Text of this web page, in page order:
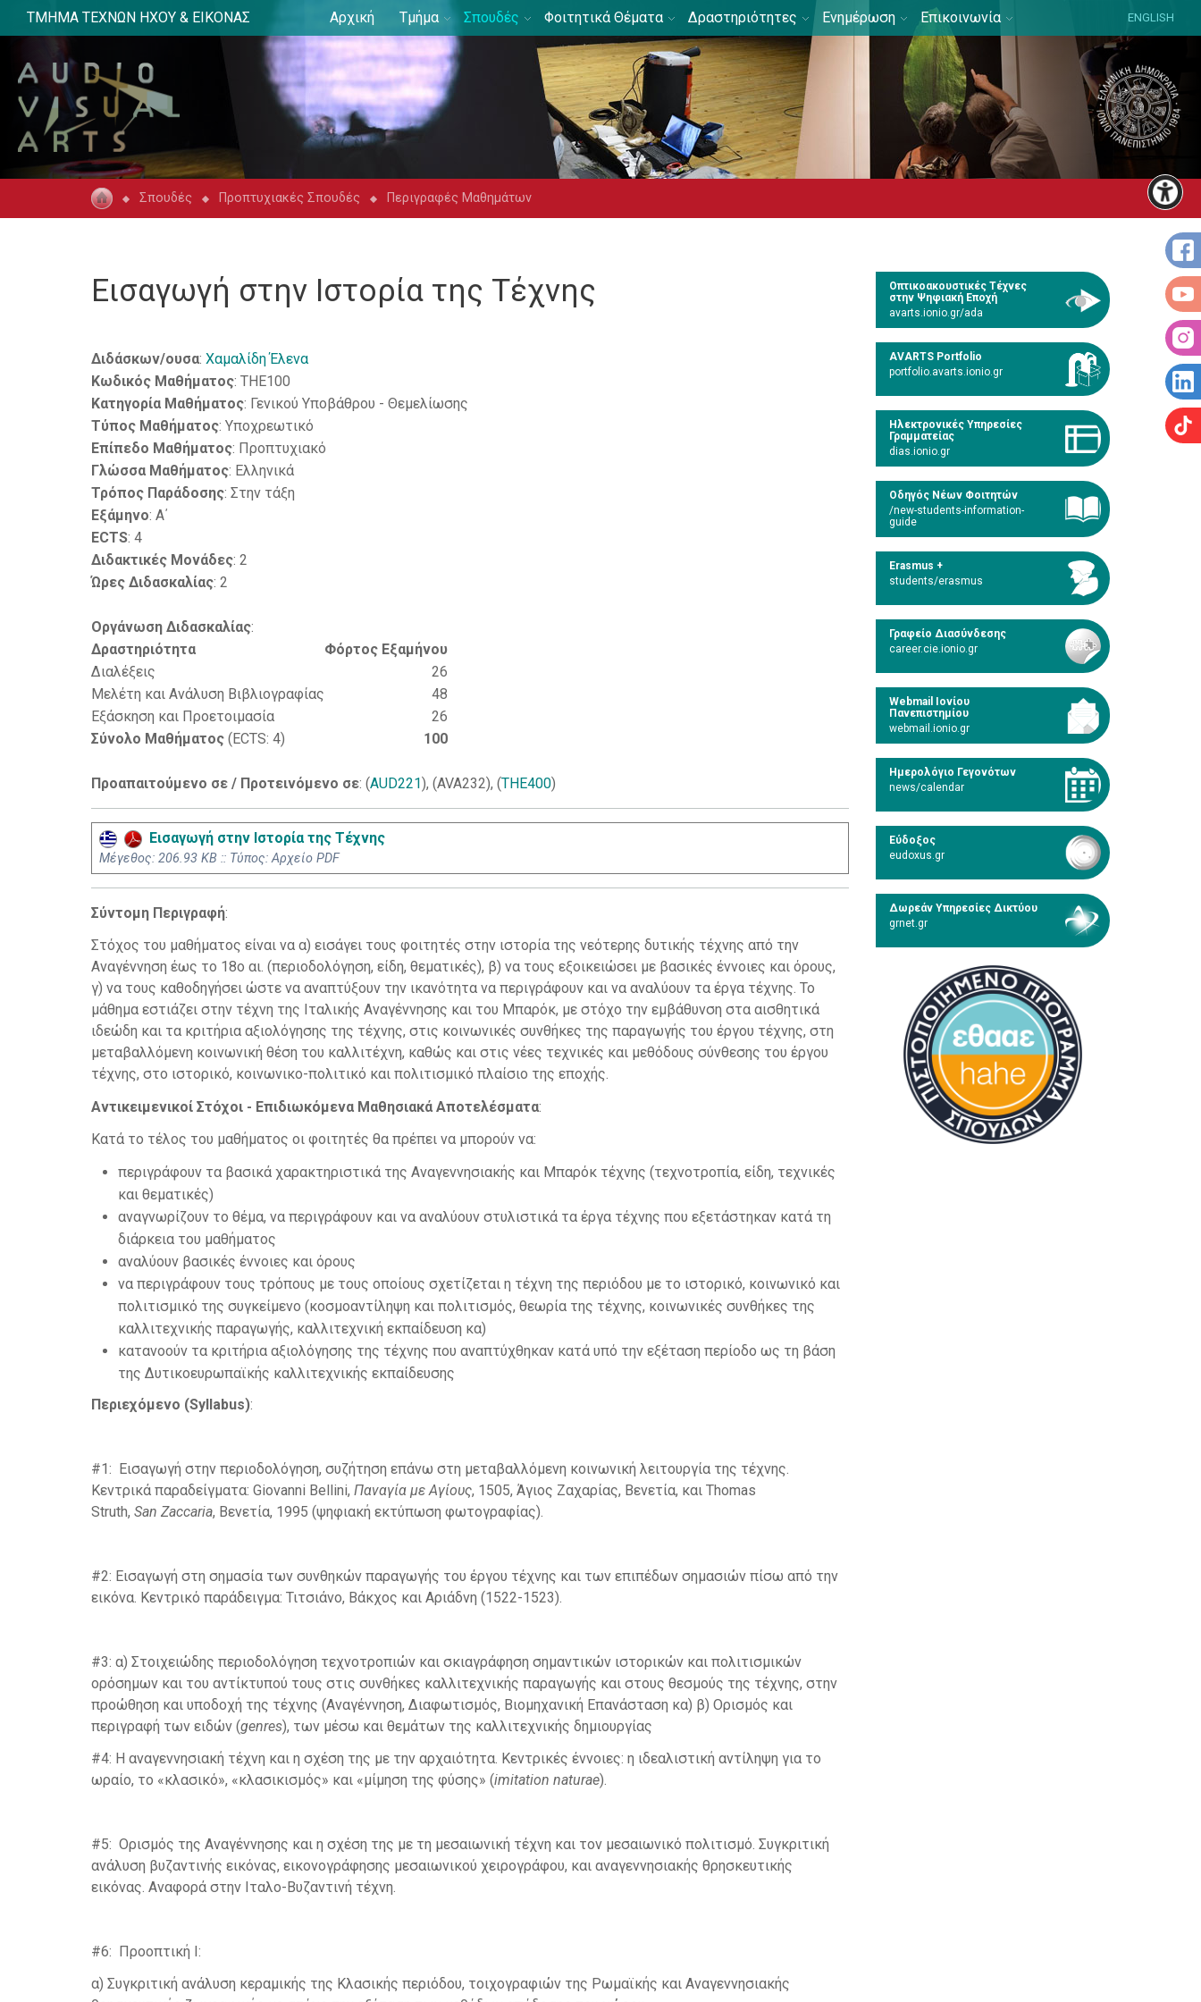
ΤΜΗΜΑ ΤΕΧΝΩΝ ΗΧΟΥ & ΕΙΚΟΝΑΣ Αρχική Τμήμα Σπουδές Φοιτητικά Θέματα Δραστηριότητες Ενημέρωση Επικοινωνία ENGLISH
Σπουδές Προπτυχιακές Σπουδές Περιγραφές Μαθημάτων
Εισαγωγή στην Ιστορία της Τέχνης
Διδάσκων/ουσα: Χαμαλίδη Έλενα
Κωδικός Μαθήματος: THE100
Κατηγορία Μαθήματος: Γενικού Υποβάθρου - Θεμελίωσης
Τύπος Μαθήματος: Υποχρεωτικό
Επίπεδο Μαθήματος: Προπτυχιακό
Γλώσσα Μαθήματος: Ελληνικά
Τρόπος Παράδοσης: Στην τάξη
Εξάμηνο: Α΄
ECTS: 4
Διδακτικές Μονάδες: 2
Ώρες Διδασκαλίας: 2
Οργάνωση Διδασκαλίας:
Δραστηριότητα
Φόρτος Εξαμήνου
Διαλέξεις
26
Μελέτη και Ανάλυση Βιβλιογραφίας
48
Εξάσκηση και Προετοιμασία
26
Σύνολο Μαθήματος (ECTS: 4) 100
Προαπαιτούμενο σε / Προτεινόμενο σε: (AUD221), (AVA232), (THE400)
Εισαγωγή στην Ιστορία της Τέχνης
Mέγεθος: 206.93 KB :: Τύπος: Αρχείο PDF
Σύντομη Περιγραφή:
Στόχος του μαθήματος είναι να α) εισάγει τους φοιτητές στην ιστορία της νεότερης δυτικής τέχνης από την
Αναγέννηση έως το 18ο αι. (περιοδολόγηση, είδη, θεματικές), β) να τους εξοικειώσει με βασικές έννοιες και όρους,
γ) να τους καθοδηγήσει ώστε να αναπτύξουν την ικανότητα να περιγράφουν και να αναλύουν τα έργα τέχνης. Το
μάθημα εστιάζει στην τέχνη της Ιταλικής Αναγέννησης και του Μπαρόκ, με στόχο την εμβάθυνση στα αισθητικά
ιδεώδη και τα κριτήρια αξιολόγησης της τέχνης, στις κοινωνικές συνθήκες της παραγωγής του έργου τέχνης, στη
μεταβαλλόμενη κοινωνική θέση του καλλιτέχνη, καθώς και στις νέες τεχνικές και μεθόδους σύνθεσης του έργου
τέχνης, στο ιστορικό, κοινωνικο-πολιτικό και πολιτισμικό πλαίσιο της εποχής.
Αντικειμενικοί Στόχοι - Επιδιωκόμενα Μαθησιακά Αποτελέσματα:
Κατά το τέλος του μαθήματος οι φοιτητές θα πρέπει να μπορούν να:
περιγράφουν τα βασικά χαρακτηριστικά της Αναγεννησιακής και Μπαρόκ τέχνης (τεχνοτροπία, είδη, τεχνικές
και θεματικές)
αναγνωρίζουν το θέμα, να περιγράφουν και να αναλύουν στυλιστικά τα έργα τέχνης που εξετάστηκαν κατά τη
διάρκεια του μαθήματος
αναλύουν βασικές έννοιες και όρους
να περιγράφουν τους τρόπους με τους οποίους σχετίζεται η τέχνη της περιόδου με το ιστορικό, κοινωνικό και
πολιτισμικό της συγκείμενο (κοσμοαντίληψη και πολιτισμός, θεωρία της τέχνης, κοινωνικές συνθήκες της
καλλιτεχνικής παραγωγής, καλλιτεχνική εκπαίδευση κα)
κατανοούν τα κριτήρια αξιολόγησης της τέχνης που αναπτύχθηκαν κατά υπό την εξέταση περίοδο ως τη βάση
της Δυτικοευρωπαϊκής καλλιτεχνικής εκπαίδευσης
Περιεχόμενο (Syllabus):
#1: Εισαγωγή στην περιοδολόγηση, συζήτηση επάνω στη μεταβαλλόμενη κοινωνική λειτουργία της τέχνης.
Κεντρικά παραδείγματα: Giovanni Bellini, Παναγία με Αγίους, 1505, Άγιος Ζαχαρίας, Βενετία, και Thomas
Struth, San Zaccaria, Βενετία, 1995 (ψηφιακή εκτύπωση φωτογραφίας).
#2: Εισαγωγή στη σημασία των συνθηκών παραγωγής του έργου τέχνης και των επιπέδων σημασιών πίσω από την
εικόνα. Κεντρικό παράδειγμα: Τιτσιάνο, Βάκχος και Αριάδνη (1522-1523).
#3: α) Στοιχειώδης περιοδολόγηση τεχνοτροπιών και σκιαγράφηση σημαντικών ιστορικών και πολιτισμικών
ορόσημων και του αντίκτυπού τους στις συνθήκες καλλιτεχνικής παραγωγής και στους θεσμούς της τέχνης, στην
προώθηση και υποδοχή της τέχνης (Αναγέννηση, Διαφωτισμός, Βιομηχανική Επανάσταση κα) β) Ορισμός και
περιγραφή των ειδών (genres), των μέσω και θεμάτων της καλλιτεχνικής δημιουργίας
#4: Η αναγεννησιακή τέχνη και η σχέση της με την αρχαιότητα. Κεντρικές έννοιες: η ιδεαλιστική αντίληψη για το
ωραίο, το «κλασικό», «κλασικισμός» και «μίμηση της φύσης» (imitation naturae).
#5: Ορισμός της Αναγέννησης και η σχέση της με τη μεσαιωνική τέχνη και τον μεσαιωνικό πολιτισμό. Συγκριτική
ανάλυση βυζαντινής εικόνας, εικονογράφησης μεσαιωνικού χειρογράφου, και αναγεννησιακής θρησκευτικής
εικόνας. Αναφορά στην Ιταλο-Βυζαντινή τέχνη.
#6: Προοπτική Ι:
α) Συγκριτική ανάλυση κεραμικής της Κλασικής περιόδου, τοιχογραφιών της Ρωμαϊκής και Αναγεννησιακής
Οπτικοακουστικές Τέχνες
στην Ψηφιακή Εποχή
avarts.ionio.gr/ada
AVARTS Portfolio
portfolio.avarts.ionio.gr
Ηλεκτρονικές Υπηρεσίες
Γραμματείας
dias.ionio.gr
Οδηγός Νέων Φοιτητών
/new-students-information-
guide
Erasmus +
students/erasmus
Γραφείο Διασύνδεσης
career.cie.ionio.gr
Webmail Ιονίου
Πανεπιστημίου
webmail.ionio.gr
Ημερολόγιο Γεγονότων
news/calendar
Εύδοξος
eudoxus.gr
Δωρεάν Υπηρεσίες Δικτύου
grnet.gr